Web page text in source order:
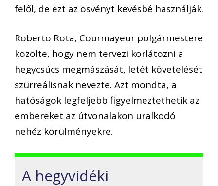
felől, de ezt az ösvényt kevésbé használják.
Roberto Rota, Courmayeur polgármestere
közölte, hogy nem tervezi korlátozni a
hegycsúcs megmászását, letét követelését
szürreálisnak nevezte. Azt mondta, a
hatóságok legfeljebb figyelmeztethetik az
embereket az útvonalakon uralkodó
nehéz körülményekre.
A hegyvidéki